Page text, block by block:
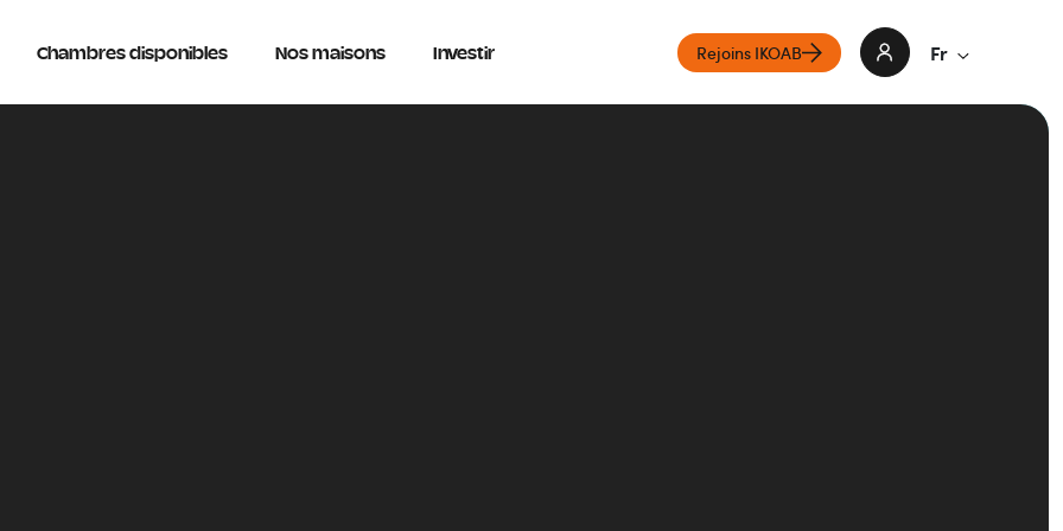
Chambres disponibles Nos maisons Investir Rejoins IKOAB Fr